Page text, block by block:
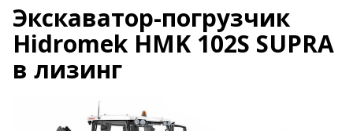
Экскаватор-погрузчик
Hidromek HMK 102S SUPRA
в лизинг